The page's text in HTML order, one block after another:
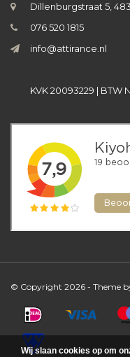
Dillenburgstraat 5,
076 520 1815
info@attirance.nl
KVK 20093229 | BTW
© Copyright 2026 - Theme
Wij slaan cookies op om